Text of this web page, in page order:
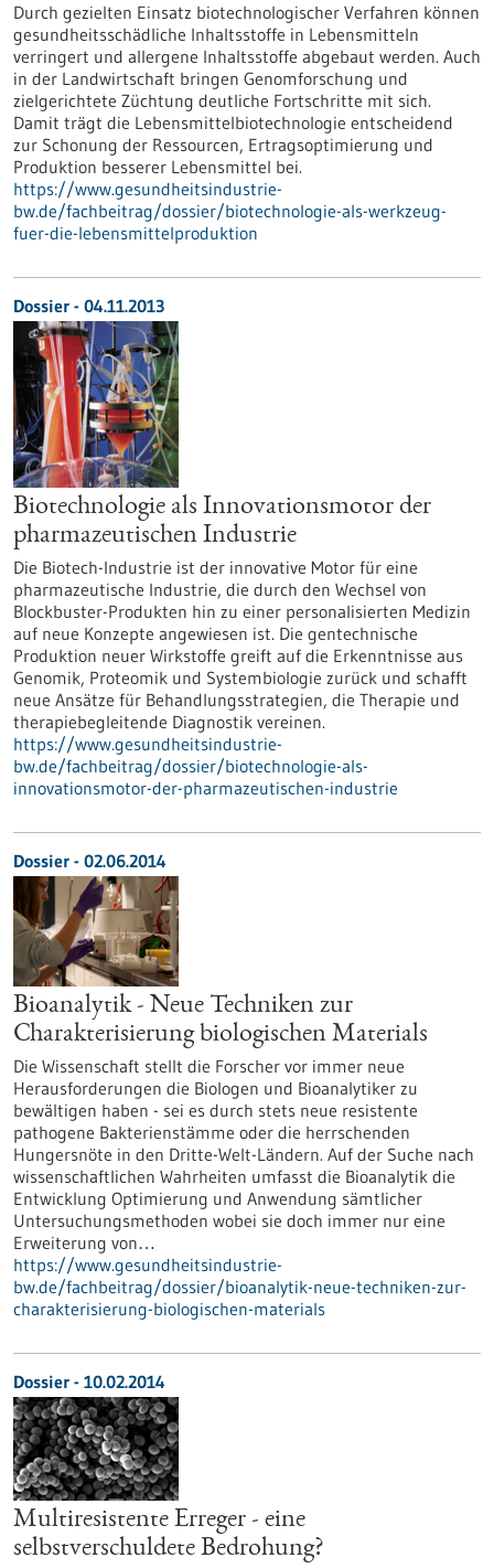
Durch gezielten Einsatz biotechnologischer Verfahren können
gesundheitsschädliche Inhaltsstoffe in Lebensmitteln
verringert und allergene Inhaltsstoffe abgebaut werden. Auch
in der Landwirtschaft bringen Genomforschung und
zielgerichtete Züchtung deutliche Fortschritte mit sich.
Damit trägt die Lebensmittelbiotechnologie entscheidend
zur Schonung der Ressourcen, Ertragsoptimierung und
Produktion besserer Lebensmittel bei.
https://www.gesundheitsindustrie-
bw.de/fachbeitrag/dossier/biotechnologie-als-werkzeug-
fuer-die-lebensmittelproduktion
Dossier - 04.11.2013
Biotechnologie als Innovationsmotor der
pharmazeutischen Industrie
Die Biotech-Industrie ist der innovative Motor für eine
pharmazeutische Industrie, die durch den Wechsel von
Blockbuster-Produkten hin zu einer personalisierten Medizin
auf neue Konzepte angewiesen ist. Die gentechnische
Produktion neuer Wirkstoffe greift auf die Erkenntnisse aus
Genomik, Proteomik und Systembiologie zurück und schafft
neue Ansätze für Behandlungsstrategien, die Therapie und
therapiebegleitende Diagnostik vereinen.
https://www.gesundheitsindustrie-
bw.de/fachbeitrag/dossier/biotechnologie-als-
innovationsmotor-der-pharmazeutischen-industrie
Dossier - 02.06.2014
Bioanalytik - Neue Techniken zur
Charakterisierung biologischen Materials
Die Wissenschaft stellt die Forscher vor immer neue
Herausforderungen die Biologen und Bioanalytiker zu
bewältigen haben - sei es durch stets neue resistente
pathogene Bakterienstämme oder die herrschenden
Hungersnöte in den Dritte-Welt-Ländern. Auf der Suche nach
wissenschaftlichen Wahrheiten umfasst die Bioanalytik die
Entwicklung Optimierung und Anwendung sämtlicher
Untersuchungsmethoden wobei sie doch immer nur eine
Erweiterung von…
https://www.gesundheitsindustrie-
bw.de/fachbeitrag/dossier/bioanalytik-neue-techniken-zur-
charakterisierung-biologischen-materials
Dossier - 10.02.2014
Multiresistente Erreger - eine
selbstverschuldete Bedrohung?